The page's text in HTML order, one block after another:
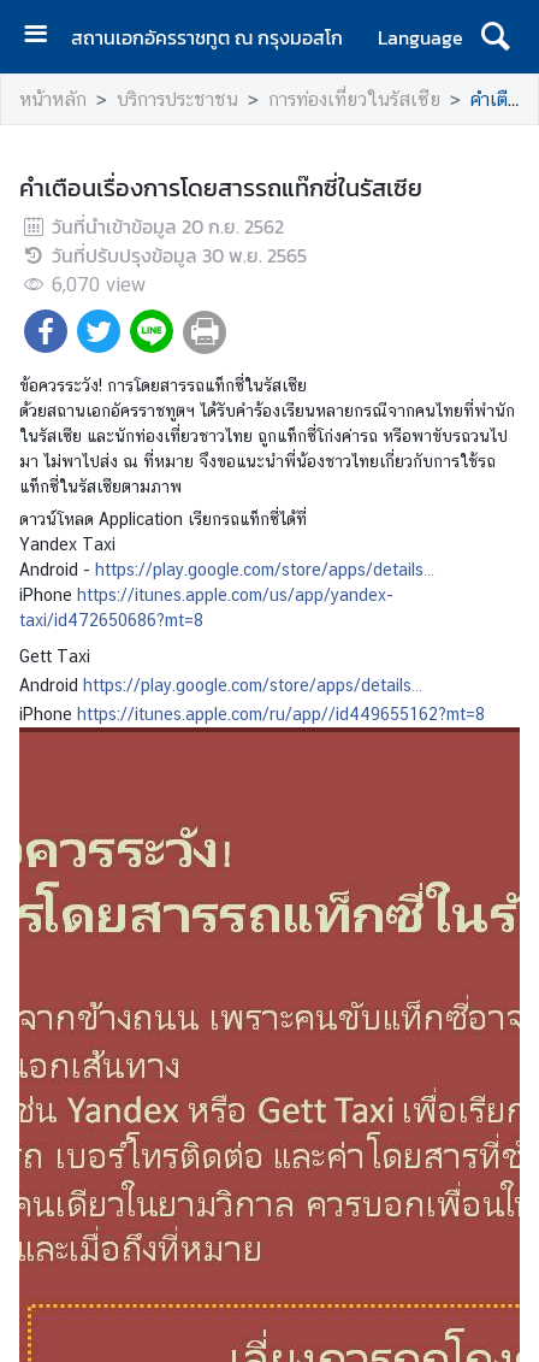
สถานเอกอัครราชทูต ณ กรุงมอสโก
Language
ห
น้
ลั
ก
เ
กี่
ย
กั
บ
เ
ร
า
ส
ถ
น
ก
ง
ต
ม
ศั
ค
ม
ม
พั
น
ธ์
ไ
หน้าหลัก บริการประชาชน การท่องเที่ยวในรัสเซีย คำเตือนเรื่องการโดยสารรถแท๊กซี่ในรัสเซีย
คำเตือนเรื่องการโดยสารรถแท๊กซี่ในรัสเซีย
วันที่นำเข้าข้อมูล 20 ก.ย. 2562
วันที่ปรับปรุงข้อมูล 30 พ.ย. 2565
6,070 view
ข้อควรระวัง! การโดยสารรถแท็กซี่ในรัสเซีย
ด้วยสถานเอกอัครราชทูตฯ ได้รับคำร้องเรียนหลายกรณีจากคนไทยที่พำนัก
ในรัสเซีย และนักท่องเที่ยวชาวไทย ถูกแท็กซี่โก่งค่ารถ หรือพาขับรถวนไป
มา ไม่พาไปส่ง ณ ที่หมาย จึงขอแนะนำพี่น้องชาวไทยเกี่ยวกับการใช้รถ
แท็กซี่ในรัสเซียตามภาพ
ดาวน์โหลด Application เรียกรถแท็กซี่ได้ที่
Yandex Taxi
Android - https://play.google.com/store/apps/details…
iPhone https://itunes.apple.com/us/app/yandex-
taxi/id472650686?mt=8
Gett Taxi
Android https://play.google.com/store/apps/details…
iPhone https://itunes.apple.com/ru/app//id449655162?mt=8